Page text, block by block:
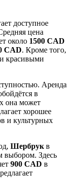
доступное
цена
около 1500 CAD
CAD. Кроме того,
красивыми
Аренда
в
она может
хорошее
и культурных
Шербрук в
выбором. Здесь
900 CAD в